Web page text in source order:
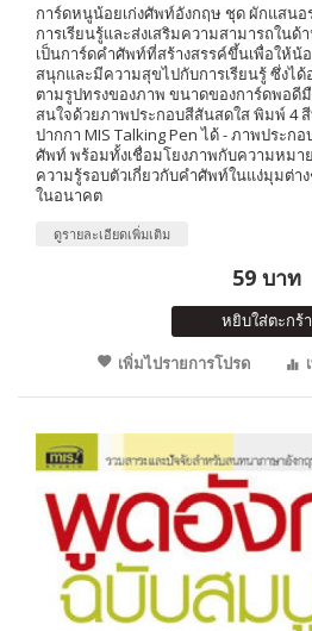
การ์ดหนูน้อยเก่งศัพท์อังกฤษ ชุด ผักแสนอ
การเรียนรู้และส่งเสริมความสามารถในด้
เป็นการ์ดคำศัพท์ที่สร้างสรรค์ขึ้นเพื่อให้น้
สนุกและมีความสุขไปกับการเรียนรู้ ซึ่งไ
ตามรูปทรงของภาพ ขนาดของการ์ดพอดี
สนใจด้วยภาพประกอบสีสันสดใส พิมพ์ 4
ปากกา MIS Talking Pen ได้ - ภาพประก
ศัพท์ พร้อมทั้งเชื่อมโยงภาพกับความหมา
ความรู้รอบตัวเกี่ยวกับคำศัพท์ในแง่มุมต่า
ในอนาคต
ดูรายละเอียดเพิ่มเติม
59 บาท
หยิบใส่ตะกร้า
เพิ่มไปรายการโปรด